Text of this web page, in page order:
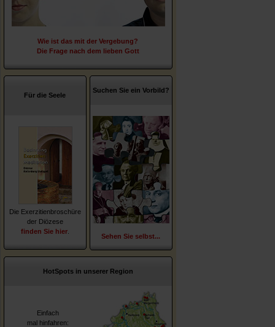
Wie ist das mit der Vergebung?
Die Frage nach dem lieben Gott
Für die Seele
Die Exerzitienbroschüre
der Diözese
finden Sie hier
Suchen Sie ein Vorbild?
Sehen Sie selbst...
HotSpots in unserer Region
Einfach
mal hinfahren: